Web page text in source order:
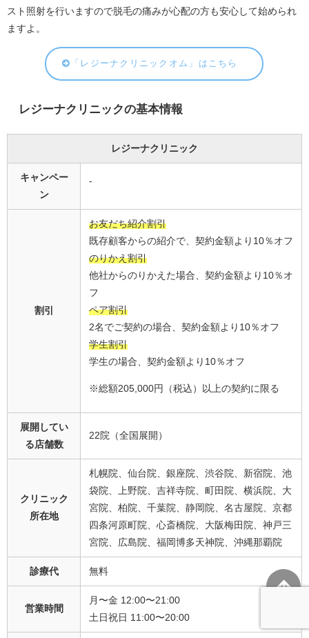
スト照射を行いますので脱毛の痛みが心配の方も安心して始められ
ますよ。
「レジーナクリニックオム」はこちら
レジーナクリニックの基本情報
レジーナクリニック
キャンペー
ン
-
割引
お友だち紹介割引
既存顧客からの紹介で、契約金額より10％オフ
のりかえ割引
他社からのりかえた場合、契約金額より10％オ
フ
ペア割引
2名でご契約の場合、契約金額より10％オフ
学生割引
学生の場合、契約金額より10％オフ
※総額205,000円（税込）以上の契約に限る
展開してい
る店舗数
22院（全国展開）
クリニック
所在地
札幌院、仙台院、銀座院、渋谷院、新宿院、池
袋院、上野院、吉祥寺院、町田院、横浜院、大
宮院、柏院、千葉院、静岡院、名古屋院、京都
四条河原町院、心斎橋院、大阪梅田院、神戸三
宮院、広島院、福岡博多天神院、沖縄那覇院
診療代 無料
営業時間
月〜金 12:00〜21:00
土日祝日 11:00〜20:00